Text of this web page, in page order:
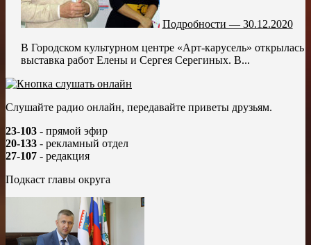
Подробности — 30.12.2020
В Городском культурном центре «Арт-карусель» открылась
выставка работ Елены и Сергея Серегиных. В...
Слушайте радио онлайн, передавайте приветы друзьям.
23-103 - прямой эфир
20-133 - рекламный отдел
27-107 - редакция
Подкаст главы округа